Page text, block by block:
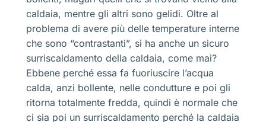
caldaia, mentre gli altri sono gelidi. Oltre al
problema di avere più delle temperature interne
che sono “contrastanti”, si ha anche un sicuro
surriscaldamento della caldaia, come mai?
Ebbene perché essa fa fuoriuscire l’acqua
calda, anzi bollente, nelle condutture e poi gli
ritorna totalmente fredda, quindi è normale che
ci sia poi un surriscaldamento perché la caldaia